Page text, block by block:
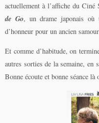
actuellement à l’affiche du
de Go, un drame japonais où
d’honneur pour un ancien
Et comme d’habitude, on
autres sorties de la semaine, en
Bonne écoute et bonne séance là